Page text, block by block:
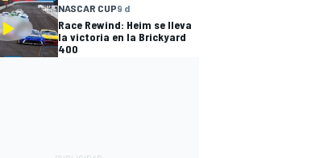
NASCAR CUP9 d
Race Rewind: Heim se lleva
la victoria en la Brickyard
400